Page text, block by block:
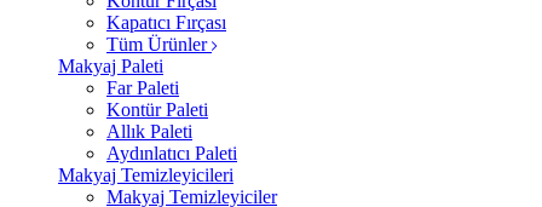
Kapatıcı Fırçası
Tüm Ürünler
Makyaj Paleti
Far Paleti
Kontür Paleti
Allık Paleti
Aydınlatıcı Paleti
Makyaj Temizleyicileri
Makyaj Temizleyiciler